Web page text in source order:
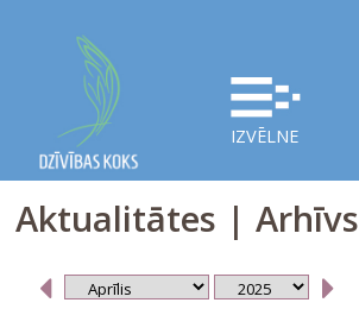
IZVĒLNE
Aktualitātes | Arhīvs